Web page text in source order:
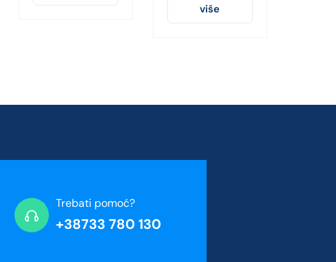
više
Trebati pomoć?
+38733 780 130